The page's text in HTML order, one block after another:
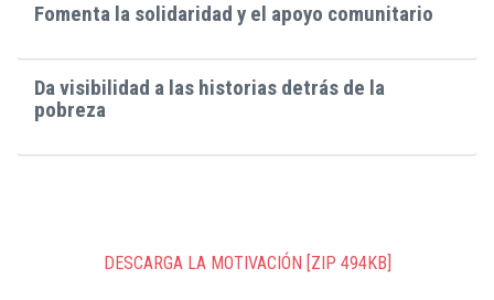
Fomenta la solidaridad y el apoyo comunitario
Da visibilidad a las historias detrás de la
pobreza
DESCARGA LA MOTIVACIÓN [ZIP 494KB]